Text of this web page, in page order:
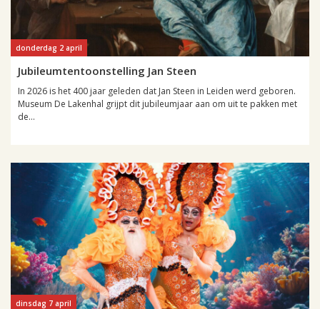
donderdag 2 april
Jubileumtentoonstelling Jan Steen
In 2026 is het 400 jaar geleden dat Jan Steen in Leiden werd geboren.
Museum De Lakenhal grijpt dit jubileumjaar aan om uit te pakken met
de...
dinsdag 7 april